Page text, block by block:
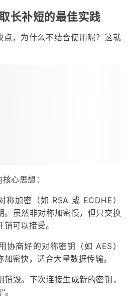
长补短的最佳实践
点，为什么不结合使用呢？这就
心思想：
称加密（如 RSA 或 ECDHE）
。虽然非对称加密慢，但只交换
可以接受。
协商好的对称密钥（如 AES）
密快，适合大量数据传输。
销毁。下次连接生成新的密钥，